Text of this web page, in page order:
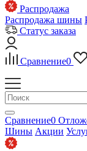
Распродажа
Распродажа шины
Статус заказа
Сравнение0
Сравнение0
Шины Акции